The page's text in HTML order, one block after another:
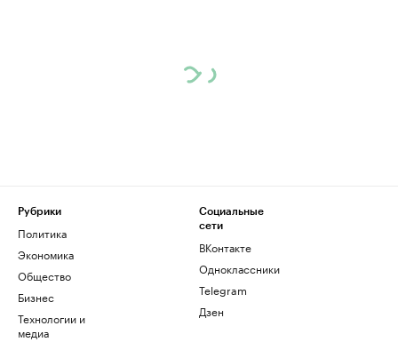
Рубрики
Политика
Экономика
Общество
Бизнес
Технологии и
медиа
Социальные
сети
ВКонтакте
Одноклассники
Telegram
Дзен